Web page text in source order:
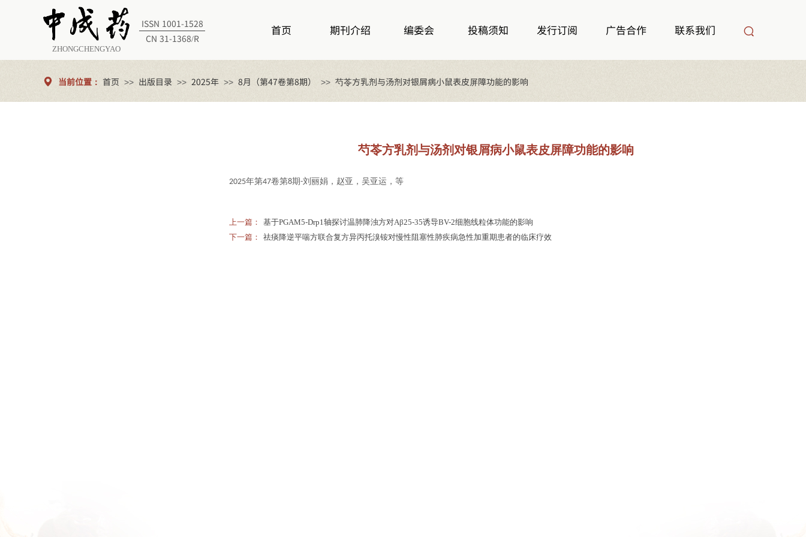
首页 期刊介绍 编委会 投稿须知 发行订阅 广告合作 联系我们
CN 31-1368/R
ISSN 1001-1528
ZHONGCHENGYAO
首页 >> 出版目录 >> 2025年 >> 8月（第47卷第8期） >> 芍苓方乳剂与汤剂对银屑病小鼠表皮屏障功能的影响
当前位置：
芍苓方乳剂与汤剂对银屑病小鼠表皮屏障功能的影响
2025年第47卷第8期-刘丽娟，赵亚，吴亚运，等
上一篇：
基于PGAM5-Drp1轴探讨温肺降浊方对Aβ25-35诱导BV-2细胞线粒体功能的影响
下一篇：
祛痰降逆平喘方联合复方异丙托溴铵对慢性阻塞性肺疾病急性加重期患者的临床疗效